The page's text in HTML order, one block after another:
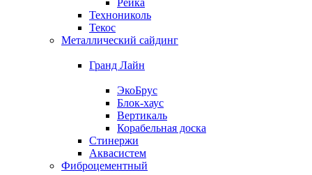
Рейка
Технониколь
Текос
Металлический сайдинг
Гранд Лайн
ЭкоБрус
Блок-хаус
Вертикаль
Корабельная доска
Стинержи
Аквасистем
Фиброцементный